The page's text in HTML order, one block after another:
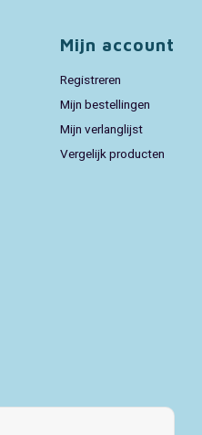
Mijn account
Registreren
Mijn bestellingen
Mijn verlanglijst
Vergelijk producten